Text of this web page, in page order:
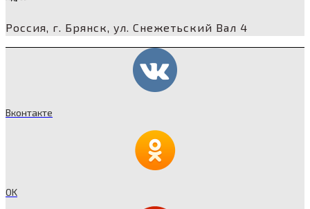
Россия, г. Брянск, ул. Снежетьский Вал 4
Вконтакте
OK